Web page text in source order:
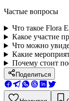
Частые вопросы
Что такое Flora
Какое участие
Что можно
Какие
Почему стоит
Поделиться